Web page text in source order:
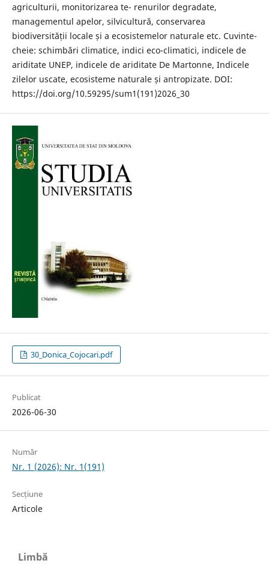
agriculturii, monitorizarea te- renurilor degradate,
managementul apelor, silvicultură, conservarea
biodiversității locale și a ecosistemelor naturale etc. Cuvinte-
cheie: schimbări climatice, indici eco-climatici, indicele de
ariditate UNEP, indicele de ariditate De Martonne, Indicele
zilelor uscate, ecosisteme naturale și antropizate. DOI:
https://doi.org/10.59295/sum1(191)2026_30
30_Donica_Cojocari.pdf
Publicat
2026-06-30
Număr
Nr. 1 (2026): Nr. 1(191)
Secțiune
Articole
Limbă